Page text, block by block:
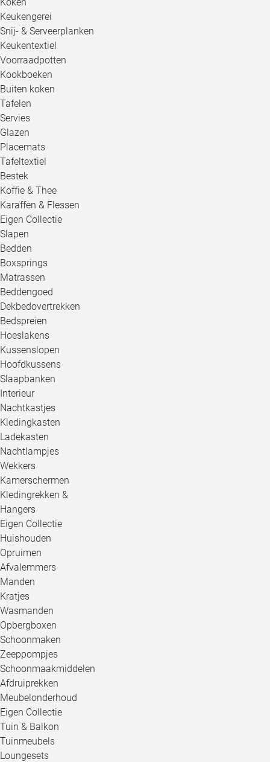
Keukengerei
Snij- & Serveerplanken
Keukentextiel
Voorraadpotten
Kookboeken
Buiten koken
Tafelen
Servies
Glazen
Placemats
Tafeltextiel
Bestek
Koffie & Thee
Karaffen & Flessen
Eigen Collectie
Slapen
Bedden
Boxsprings
Matrassen
Beddengoed
Dekbedovertrekken
Bedspreien
Hoeslakens
Kussenslopen
Hoofdkussens
Slaapbanken
Interieur
Nachtkastjes
Kledingkasten
Ladekasten
Nachtlampjes
Wekkers
Kamerschermen
Kledingrekken &
Hangers
Eigen Collectie
Huishouden
Opruimen
Afvalemmers
Manden
Kratjes
Wasmanden
Opbergboxen
Schoonmaken
Zeeppompjes
Schoonmaakmiddelen
Afdruiprekken
Meubelonderhoud
Eigen Collectie
Tuin & Balkon
Tuinmeubels
Loungesets